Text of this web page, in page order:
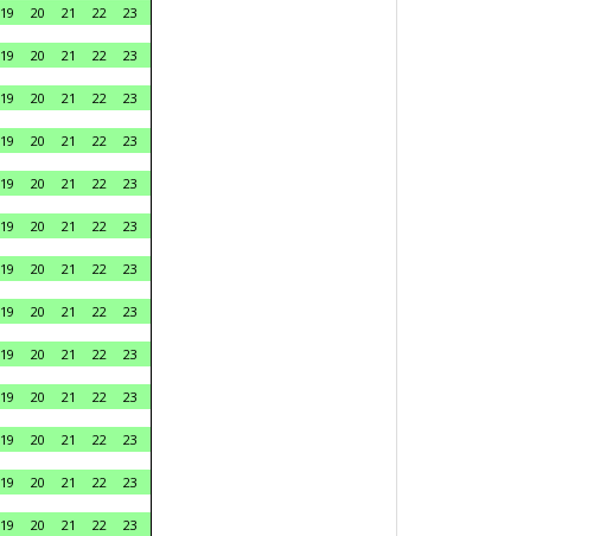
19 20 21 22
23
19 20 21 22
23
19 20 21 22
23
19 20 21 22
23
19 20 21 22
23
19 20 21 22
23
19 20 21 22
23
19 20 21 22
23
19 20 21 22
23
19 20 21 22
23
19 20 21 22
23
19 20 21 22
23
19 20 21 22
23